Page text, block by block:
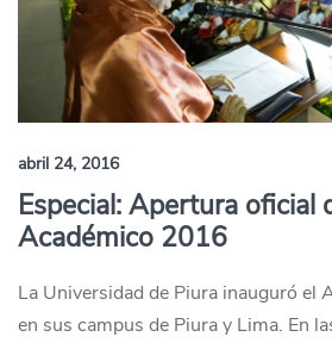
abril 24, 2016
Especial: Apertura oficial
Académico 2016
La Universidad de Piura inauguró el
en sus campus de Piura y Lima. En